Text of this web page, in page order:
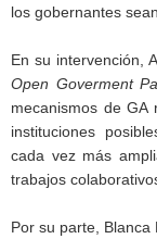
los gobernantes
En su intervención,
Open Goverment
mecanismos de
instituciones
cada vez más
trabajos
Por su parte, Blanca